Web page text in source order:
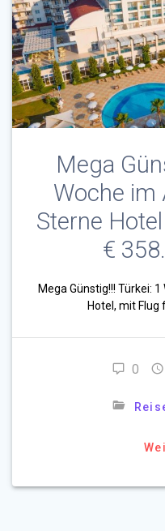
Mega
Woche im
Sterne
€
Mega Günstig!!! Türkei:
Hotel, mit Flug
0